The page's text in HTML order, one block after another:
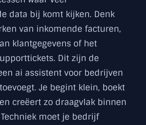
data bij komt kijken. Denk
van inkomende facturen,
klantgegevens of het
Dit zijn de
ai assistent voor bedrijven
Je begint klein, boekt
creëert zo draagvlak binnen
moet je bedrijf